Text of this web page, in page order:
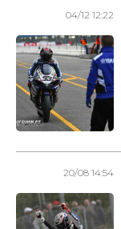
04/12 12:22
20/08 14:54